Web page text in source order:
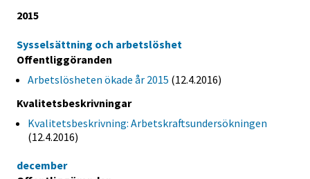
2015
Sysselsättning och arbetslöshet
Offentliggöranden
Arbetslösheten ökade år 2015 (12.4.2016)
Kvalitetsbeskrivningar
Kvalitetsbeskrivning: Arbetskraftsundersökningen
(12.4.2016)
december